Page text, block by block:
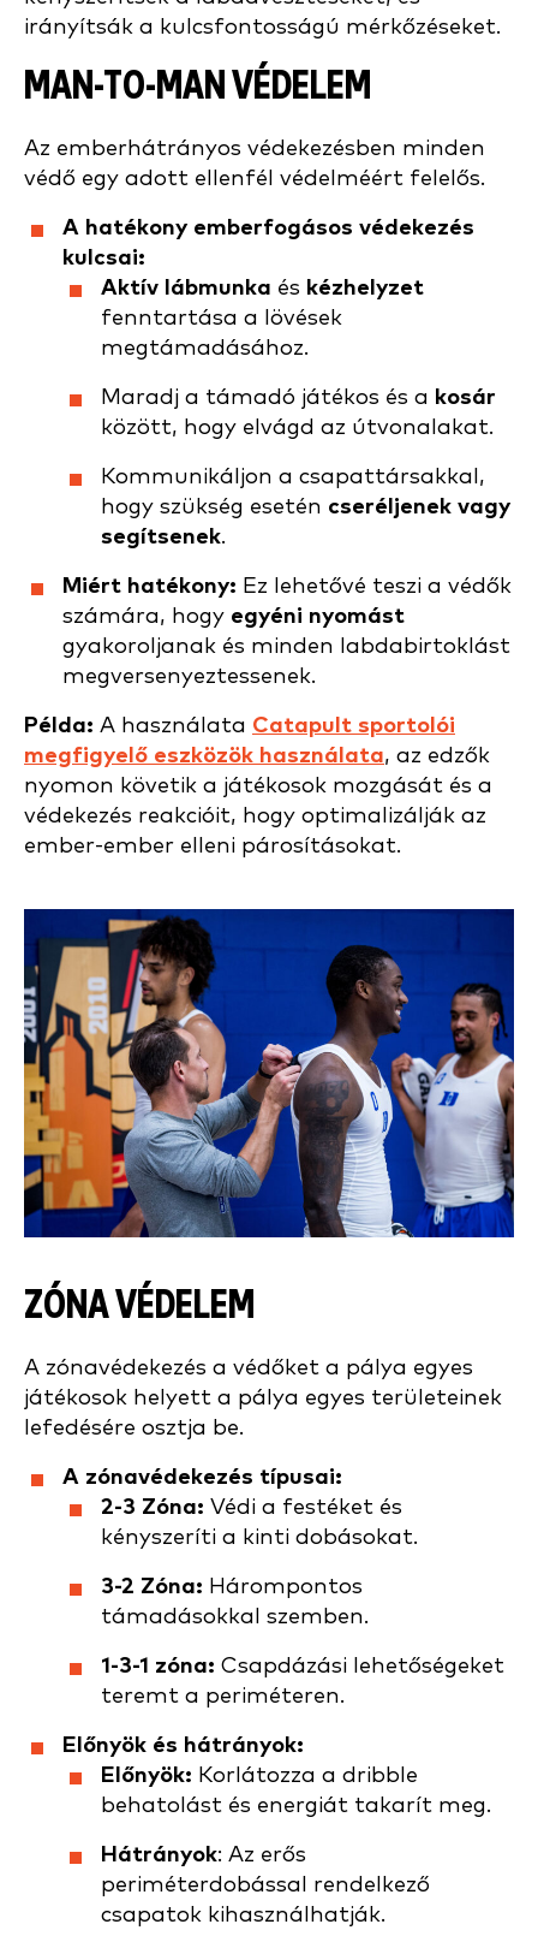
irányítsák a kulcsfontosságú mérkőzéseket.
MAN-TO-MAN VÉDELEM
Az emberhátrányos védekezésben minden
védő egy adott ellenfél védelméért felelős.
A hatékony emberfogásos védekezés
kulcsai:
Aktív lábmunka és kézhelyzet
fenntartása a lövések
megtámadásához.
Maradj a támadó játékos és a kosár
között, hogy elvágd az útvonalakat.
Kommunikáljon a csapattársakkal,
hogy szükség esetén cseréljenek vagy
segítsenek.
Miért hatékony: Ez lehetővé teszi a védők
számára, hogy egyéni nyomást
gyakoroljanak és minden labdabirtoklást
megversenyeztessenek.
Példa: A használata Catapult sportolói
megfigyelő eszközök használata, az edzők
nyomon követik a játékosok mozgását és a
védekezés reakcióit, hogy optimalizálják az
ember-ember elleni párosításokat.
ZÓNA VÉDELEM
A zónavédekezés a védőket a pálya egyes
játékosok helyett a pálya egyes területeinek
lefedésére osztja be.
A zónavédekezés típusai:
2-3 Zóna: Védi a festéket és
kényszeríti a kinti dobásokat.
3-2 Zóna: Hárompontos
támadásokkal szemben.
1-3-1 zóna: Csapdázási lehetőségeket
teremt a periméteren.
Előnyök és hátrányok:
Előnyök: Korlátozza a dribble
behatolást és energiát takarít meg.
Hátrányok: Az erős
periméterdobással rendelkező
csapatok kihasználhatják.